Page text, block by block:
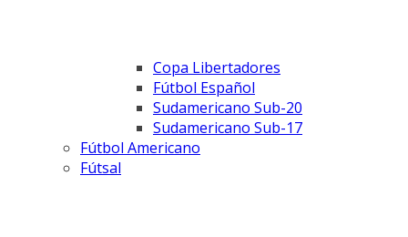
Copa Libertadores
Fútbol Español
Sudamericano Sub-20
Sudamericano Sub-17
Fútbol Americano
Fútsal